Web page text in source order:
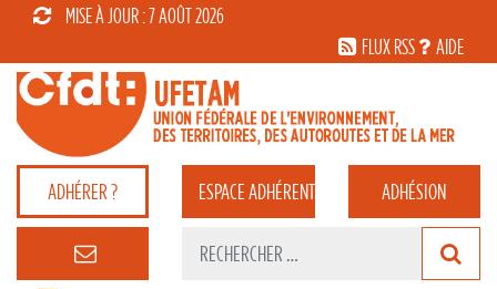
MISE À JOUR : 7 AOÛT 2026
FLUX RSS
AIDE
ADHÉRER ? ESPACEADHÉRENT ADHÉSION